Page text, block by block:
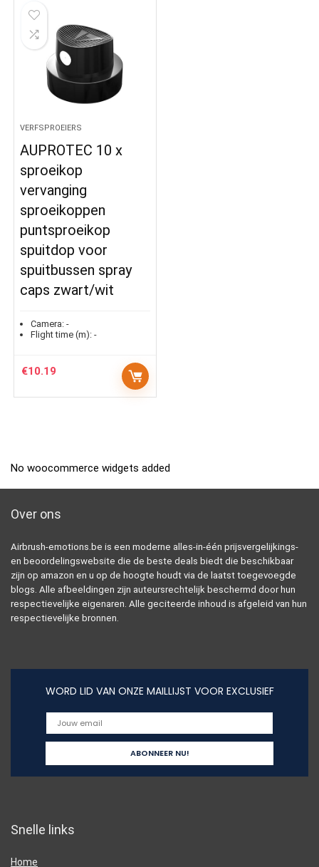
VERFSPROEIERS
AUPROTEC 10 x
sproeikop
vervanging
sproeikoppen
puntsproeikop
spuitdop voor
spuitbussen spray
caps zwart/wit
Camera: -
Flight time (m): -
€10.19
No woocommerce widgets added
Over ons
Airbrush-emotions.be is een moderne alles-in-één prijsvergelijkings-
en beoordelingswebsite die de beste deals biedt die beschikbaar
zijn op amazon en u op de hoogte houdt via de laatst toegevoegde
blogs. Alle afbeeldingen zijn auteursrechtelijk beschermd door hun
respectievelijke eigenaren. Alle geciteerde inhoud is afgeleid van hun
respectievelijke bronnen.
WORD LID VAN ONZE MAILLIJST VOOR EXCLUSIEF
Snelle links
Home